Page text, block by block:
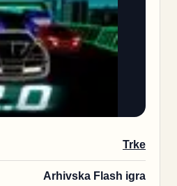
Trke
Arhivska Flash igra